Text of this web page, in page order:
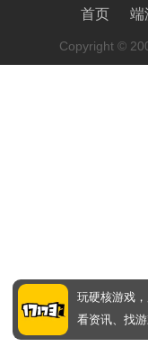
首页 端
Copyright ©
玩硬核游戏
看资讯、找